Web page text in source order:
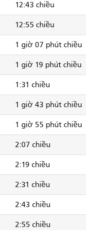
12:43 chiều
12:55 chiều
1 giờ 07 phút chiều
1 giờ 19 phút chiều
1:31 chiều
1 giờ 43 phút chiều
1 giờ 55 phút chiều
2:07 chiều
2:19 chiều
2:31 chiều
2:43 chiều
2:55 chiều